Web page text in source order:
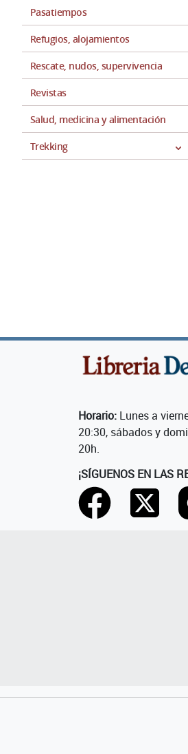
Pasatiempos
Refugios, alojamientos
Rescate, nudos, supervivencia
Revistas
Salud, medicina y alimentación
Trekking
Horario: Lunes a
20:30, sábados y
20h.
¡SÍGUENOS EN LAS